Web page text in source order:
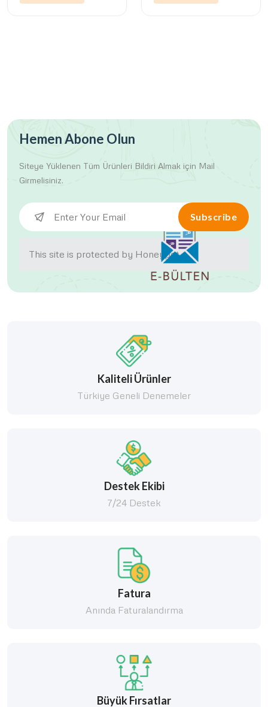
Hemen Abone Olun
Siteye Yüklenen Tüm Ürünleri Bildiri Almak için Mail
Girmelisiniz.
Subscribe
This site is protected by Honeypot.
Kaliteli Ürünler
Türkiye Geneli Denemeler
Destek Ekibi
7/24 Destek
Fatura
Anında Faturalandırma
Büyük Fırsatlar